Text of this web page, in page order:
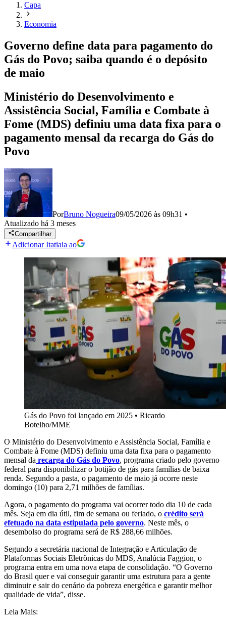
Capa
Economia
Governo define data para pagamento do
Gás do Povo; saiba quando é o depósito
de maio
Ministério do Desenvolvimento e
Assistência Social, Família e Combate à
Fome (MDS) definiu uma data fixa para o
pagamento mensal da recarga do Gás do
Povo
PorBruno Nogueira09/05/2026 às 09h31 •
Atualizado há 3 meses
Compartilhar
Adicionar Itatiaia ao
Gás do Povo foi lançado em 2025 • Ricardo
Botelho/MME
O Ministério do Desenvolvimento e Assistência Social, Família e
Combate à Fome (MDS) definiu uma data fixa para o pagamento
mensal da recarga do Gás do Povo, programa criado pelo governo
federal para disponibilizar o botijão de gás para famílias de baixa
renda. Segundo a pasta, o pagamento de maio já ocorre neste
domingo (10) para 2,71 milhões de famílias.
Agora, o pagamento do programa vai ocorrer todo dia 10 de cada
mês. Seja em dia útil, fim de semana ou feriado, o crédito será
efetuado na data estipulada pelo governo. Neste mês, o
desembolso do programa será de R$ 288,66 milhões.
Segundo a secretária nacional de Integração e Articulação de
Plataformas Sociais Eletrônicas do MDS, Analúcia Faggion, o
programa entra em uma nova etapa de consolidação. “O Governo
do Brasil quer e vai conseguir garantir uma estrutura para a gente
diminuir e sair do cenário da pobreza energética e garantir melhor
qualidade de vida”, disse.
Leia Mais: